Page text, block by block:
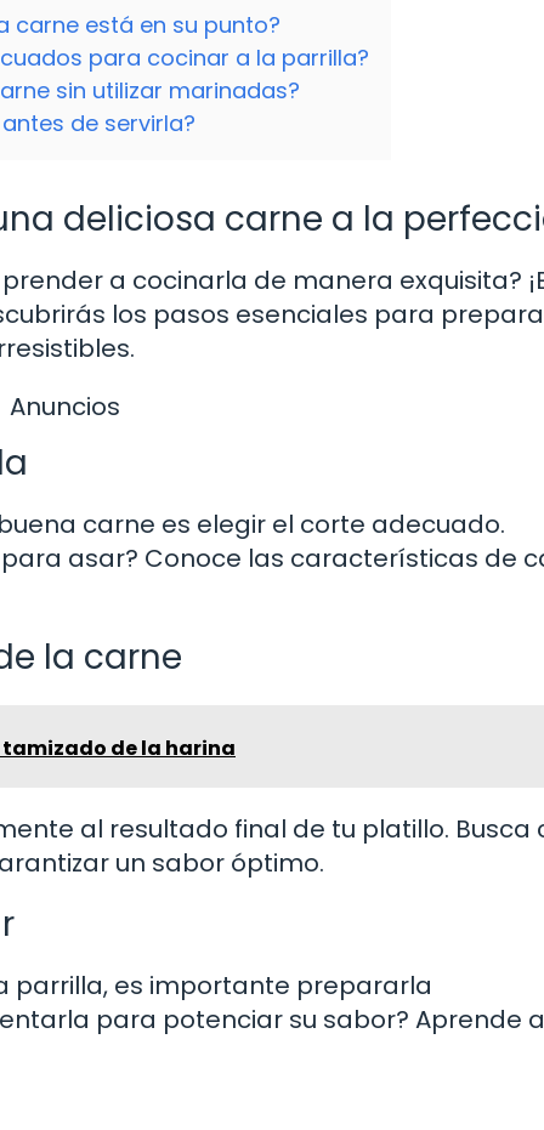
carne está en su punto?
para cocinar a la parrilla?
sin utilizar marinadas?
de servirla?
deliciosa carne a la
a cocinarla de manera exquisita?
los pasos esenciales para
Anuncios
carne es elegir el corte adecuado.
asar? Conoce las características de
la carne
de la harina
al resultado final de tu platillo. Busca
un sabor óptimo.
parrilla, es importante prepararla
para potenciar su sabor? Aprende a